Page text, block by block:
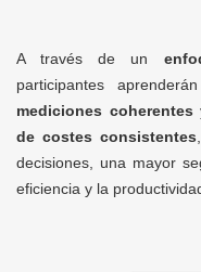
A través de un
participantes
mediciones coherentes
de costes consistentes
decisiones, una mayor
eficiencia y la